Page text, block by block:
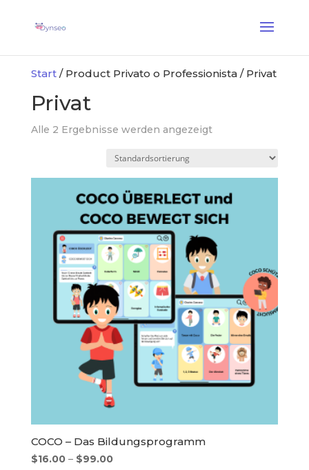
Start/ Product Privato o Professionista / Privat
Privat
Alle 2 Ergebnisse werden angezeigt
COCO – Das Bildungsprogramm
$16.00 – $99.00Preisspanne: